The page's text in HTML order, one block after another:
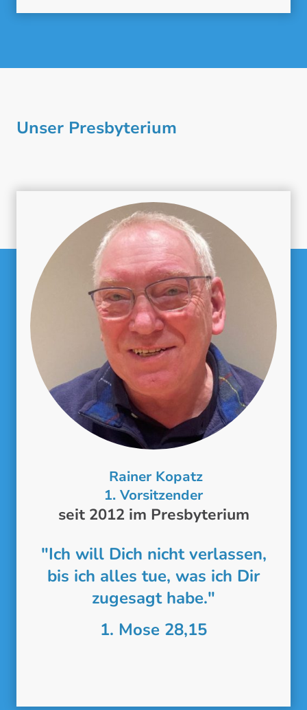
Unser Presbyterium
Rainer Kopatz
1. Vorsitzender
seit 2012 im Presbyterium
"Ich will Dich nicht verlassen,
bis ich alles tue, was ich Dir
zugesagt habe."
1. Mose 28,15